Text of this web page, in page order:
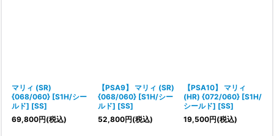
マリィ (SR)
{068/060} [S1H/シー
ルド] [SS]
69,800円(税込)
【PSA9】 マリィ (SR)
{068/060} [S1H/シー
ルド] [SS]
52,800円(税込)
【PSA10】 マリィ
(HR) {072/060} [S1H/
シールド] [SS]
19,500円(税込)